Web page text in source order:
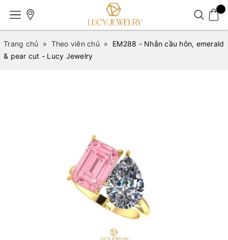
Trang chủ » Theo viên chủ »
EM288 - Nhẫn cầu hôn, emerald
& pear cut - Lucy Jewelry